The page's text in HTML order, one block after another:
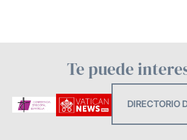
Te puede
DIRECTORIO